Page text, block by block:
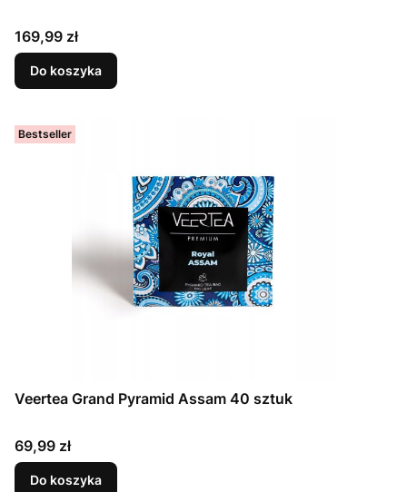
Cena
169,99 zł
Do koszyka
Bestseller
Veertea Grand Pyramid Assam 40 sztuk
Cena
69,99 zł
Do koszyka